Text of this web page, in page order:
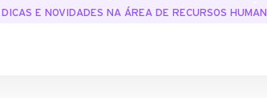
DICAS E NOVIDADES NA ÁREA DE RECURSOS